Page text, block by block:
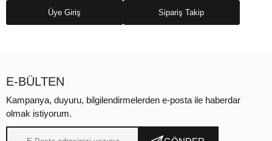
Üye Giriş Sipariş Takip
E-BÜLTEN
Kampanya, duyuru, bilgilendirmelerden e-posta ile haberdar
olmak istiyorum.